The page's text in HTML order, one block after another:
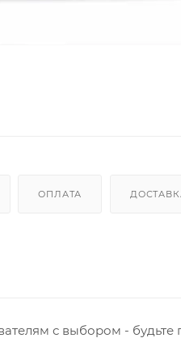
ОПЛАТА
с выбором -